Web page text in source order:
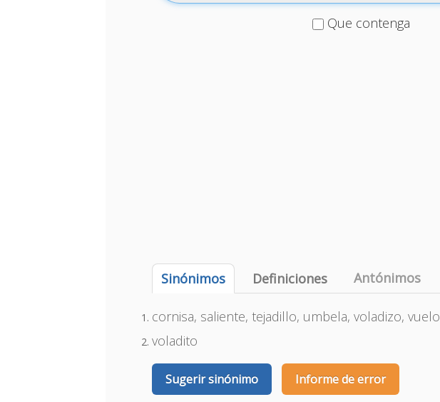
Que contenga
Sinónimos Definiciones Antónimos
cornisa, saliente, tejadillo, umbela, voladizo, vuelo
voladito
Sugerir sinónimo Informe de error